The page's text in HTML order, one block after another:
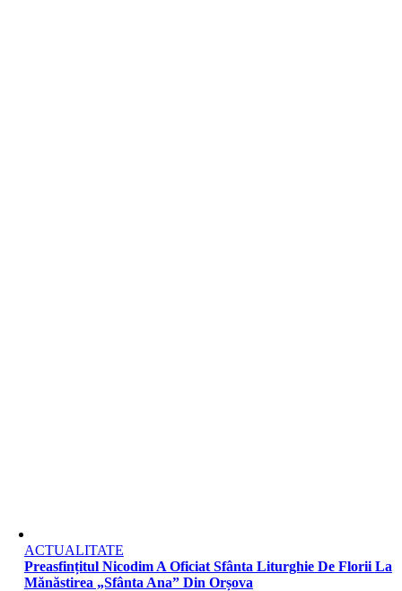
ACTUALITATE
Preasfințitul Nicodim A Oficiat Sfânta Liturghie De Florii La
Mănăstirea „Sfânta Ana” Din Orșova